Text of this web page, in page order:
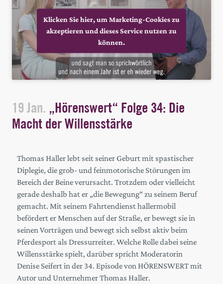
Klicken Sie hier, um Marketing-Cookies zu
akzeptieren und dieses Service nutzen zu
können.
19 Jan. „Hörenswert“ Folge 34: Die
Macht der Willensstärke
Thomas Haller lebt seit seiner Geburt mit spastischer
Diplegie, die grob- und feinmotorische Störungen im
Bereich der Beine verursacht. Trotzdem oder vielleicht
gerade deshalb hat er „die Bewegung“ zu seinem Beruf
gemacht. Mit seinem Fahrtendienst hallermobil
befördert er Menschen auf der Straße, er bewegt sie in
seinen Vorträgen und bewegt sich selbst aktiv beim
Pferdesport als Dressurreiter. Welche Rolle dabei seine
Willensstärke spielt, darüber spricht Moderatorin
Denise Seifert in der 34. Episode von HÖRENSWERT mit
Autor und Unternehmer Thomas Haller.